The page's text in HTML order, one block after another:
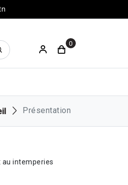
0
Présentation
intemperies